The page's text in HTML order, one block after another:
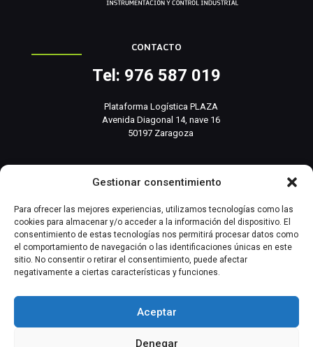
Gestionar consentimiento
Para ofrecer las mejores experiencias, utilizamos tecnologías como las
cookies para almacenar y/o acceder a la información del dispositivo. El
consentimiento de estas tecnologías nos permitirá procesar datos como
el comportamiento de navegación o las identificaciones únicas en este
sitio. No consentir o retirar el consentimiento, puede afectar
negativamente a ciertas características y funciones.
Aceptar
Denegar
CONTACTO
Tel: 976 587 019
Plataforma Logística PLAZA
Avenida Diagonal 14, nave 16
50197 Zaragoza
INFORMACIÓN RELEVANTE
Producto
Automatización Industrial